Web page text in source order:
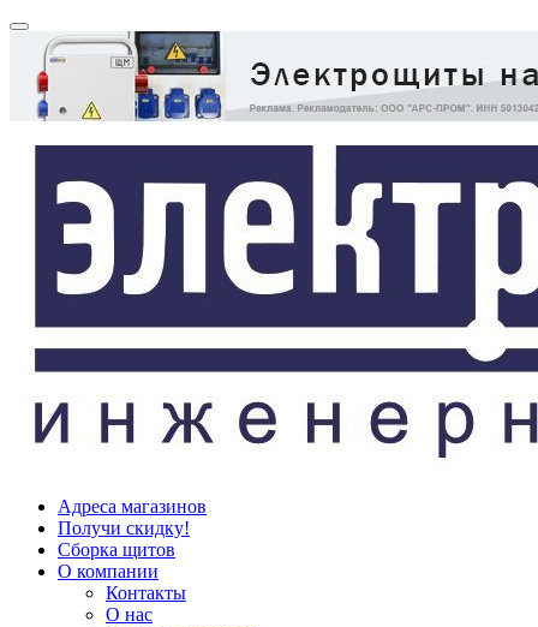
Адреса магазинов
Получи скидку!
Сборка щитов
О компании
Контакты
О нас